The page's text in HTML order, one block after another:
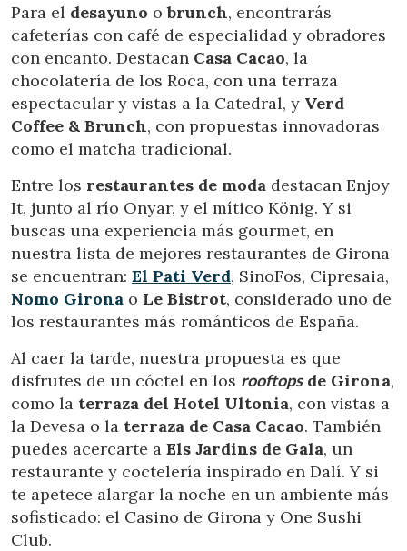
Para el desayuno obrunch, encontrarás
cafeterías con café de especialidad y obradores
con encanto. Destacan Casa Cacao, la
chocolatería de los Roca, con una terraza
espectacular y vistas a la Catedral, y Verd
Coffee & Brunch, con propuestas innovadoras
como el matcha tradicional.
Entre los restaurantes de moda destacan Enjoy
It, junto al río Onyar, y el mítico König. Y si
buscas una experiencia más gourmet, en
nuestra lista de mejores restaurantes de Girona
se encuentran: El Pati Verd, SinoFos, Cipresaia,
Nomo Girona o Le Bistrot, considerado uno de
los restaurantes más románticos de España.
Al caer la tarde, nuestra propuesta es que
disfrutes de un cóctel en los rooftopsde Girona,
como la terraza del Hotel Ultonia, con vistas a
la Devesa o la terraza de Casa Cacao. También
puedes acercarte a Els Jardins de Gala, un
restaurante y coctelería inspirado en Dalí. Y si
te apetece alargar la noche en un ambiente más
sofisticado: el Casino de Girona y One Sushi
Club.